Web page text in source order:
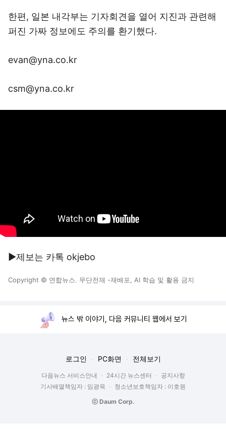
한편, 일본 내각부는 기자회견을 열어 지진과 관련해
퍼진 가짜 정보에도 주의를 환기했다.
evan@yna.co.kr
csm@yna.co.kr
▶제보는 카톡 okjebo
Copyright © 연합뉴스. 무단전재 -재배포, AI 학습 및 활용 금지
뉴스 밖 이야기, 다음 커뮤니티 웹에서 보기
로그인 PC화면 전체보기
다음뉴스 서비스안내 24시간 뉴스센터
공지사항
기사배열책임자 : 임광욱
청소년보호책임자 : 이호원
ⓒ Daum Corp.